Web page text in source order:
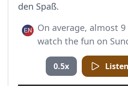
den Spaß.
On average, almost
watch the fun on
0.5x Listen